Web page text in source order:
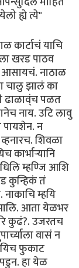
ह्ये त्ये"
कार्टाचं याचि
खरड पाठव
आसायचं. नाठाळ
चालु झालं का
ढाळाव्ंच पळत
नाय. उटि लावु
पायशेन. न
शिवळा
कार्भार्‍यानि
म्हण्जि आशि
कुन्हिकं तं
म्हयि
आता येळभर
कुढं?. उजरतच
वासं न
फुकाट
हा येळ